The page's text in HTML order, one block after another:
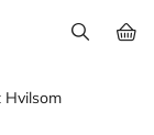
Hvilsom